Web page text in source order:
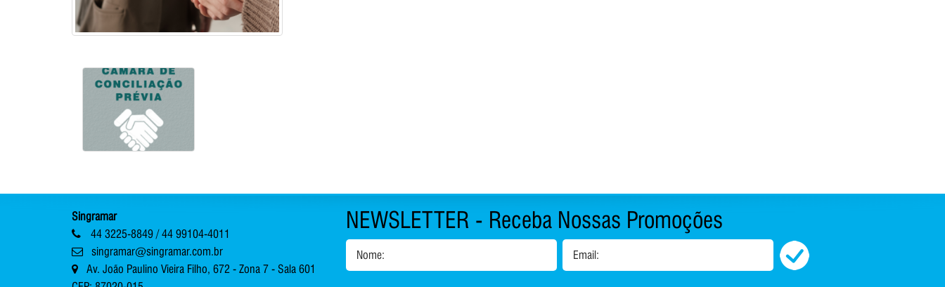
Singramar
44 3225-8849 / 44 99104-4011
singramar@singramar.com.br
Av. João Paulino Vieira Filho, 672 - Zona 7 - Sala 601
NEWSLETTER - Receba Nossas Promoções
Nome: Email: